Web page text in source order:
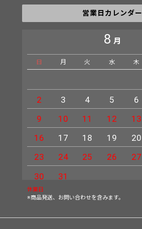
営業日カレンダー
8 月
日 月 火 水 木
2
3 4 5 6
9
10 11 12 13
16
17 18 19 20
23
24 25 26 27
30
31
休業日
※商品発送、お問い合わせを含みます。